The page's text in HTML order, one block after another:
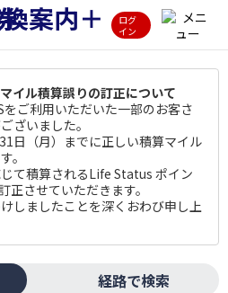
ログ
イン
イル積算誤りの訂正について
ご利用いただいた一部のお客さ
ざいました。
日（月）までに正しい積算マイル
。
て積算されるLife Status ポイン
正させていただきます。
しましたことを深くおわび申し上
経路で検索